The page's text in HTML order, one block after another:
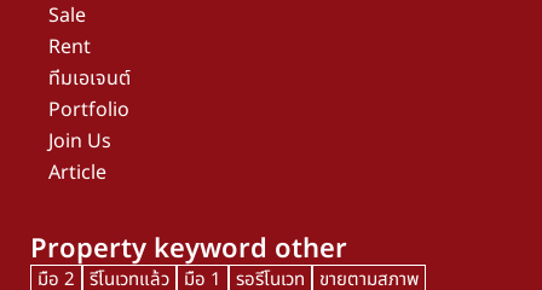
Sale
Rent
ทีมเอเจนต์
Portfolio
Join Us
Article
Property keyword other
มือ 2 รีโนเวทแล้ว มือ 1 รอรีโนเวท ขายตามสภาพ